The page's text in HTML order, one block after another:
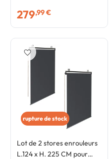
279,99 €
rupture de stock
Lot de 2 stores enrouleurs
L.124 x H. 225 CM pour
favorite_border